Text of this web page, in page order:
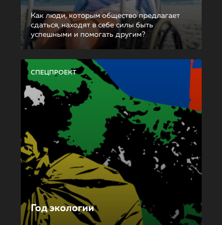
Как люди, которым общество предлагает
сдаться, находят в себе силы быть
успешными и помогать другим?
СПЕЦПРОЕКТ
Год экологии